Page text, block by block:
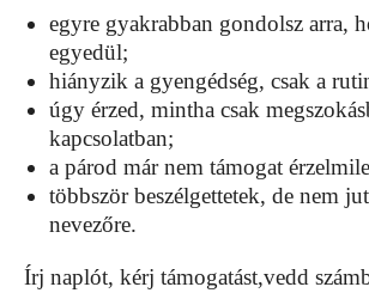
egyre gyakrabban gondolsz arra,
egyedül;
hiányzik a gyengédség, csak a
úgy érzed, mintha csak
kapcsolatban;
a párod már nem támogat
többször beszélgettetek, de nem
nevezőre.
Írj naplót, kérj támogatást,vedd